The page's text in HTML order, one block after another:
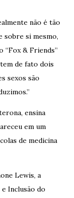
não é tão
sobre si mesmo,
“Fox & Friends”
de fato dois
sexos são
ensina
em um
de medicina
Lewis, a
Inclusão do